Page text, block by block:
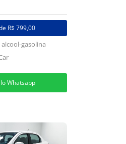
R$ 799,00
alcool-gasolina
Whatsapp